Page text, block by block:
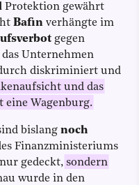
Protektion gewährt
Bafin verhängte im
gegen
das Unternehmen
diskriminiert und
und das
eine Wagenburg.
bislang noch
Finanzministeriums
gedeckt, sondern
wurde in den